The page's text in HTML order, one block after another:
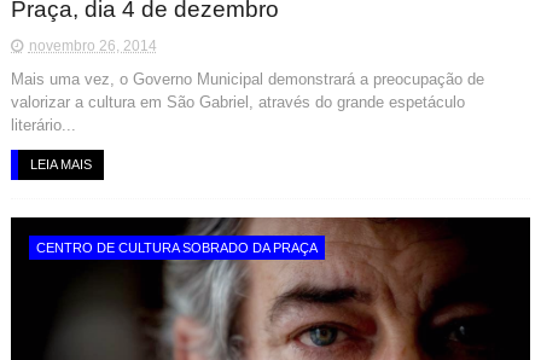
Praça, dia 4 de dezembro
novembro 26, 2014
Mais uma vez, o Governo Municipal demonstrará a preocupação de
valorizar a cultura em São Gabriel, através do grande espetáculo
literário...
LEIA MAIS
CENTRO DE CULTURA SOBRADO DA PRAÇA